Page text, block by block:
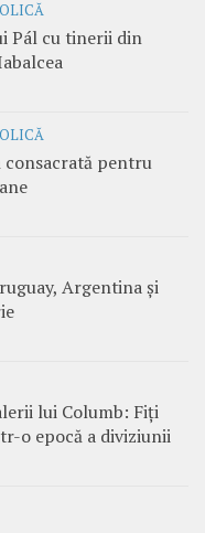
Pál cu tinerii din
consacrată pentru
Argentina și
lui Columb: Fiți
o epocă a diviziunii